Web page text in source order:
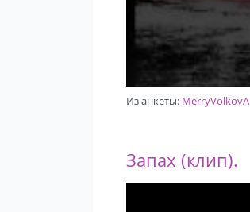
Из анкеты: MerryVolkovA
Запах (клип).